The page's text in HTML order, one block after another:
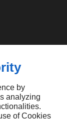
by
analyzing
of Cookies